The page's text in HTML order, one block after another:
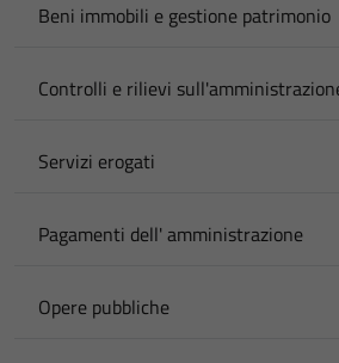
Beni immobili e gestione patrimonio
Controlli e rilievi
Servizi erogati
Pagamenti dell' amministrazione
Opere pubbliche